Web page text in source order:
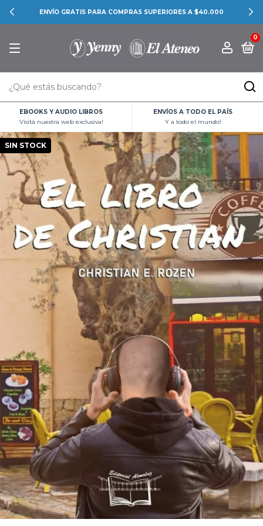
ENVÍO GRATIS PARA COMPRAS SUPERIORES A $40.000
0
EBOOKS Y AUDIO LIBROS
Visitá nuestra web exclusiva!
ENVÍOS A TODO EL PAÍS
Y a todo el mundo!
SIN STOCK